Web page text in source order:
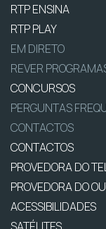
RTP ENSINA
RTP PLAY
EM DIRETO
REVER
CONCURSOS
PERGUNTAS
CONTACTOS
CONTACTOS
PROVEDORA DO
PROVEDORA DO
ACESSIBILIDADES